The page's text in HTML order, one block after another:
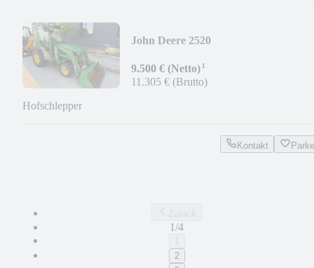
John Deere 2520
9.500 € (Netto)¹
11.305 € (Brutto)
Hofschlepper
Kontakt
1/4
2